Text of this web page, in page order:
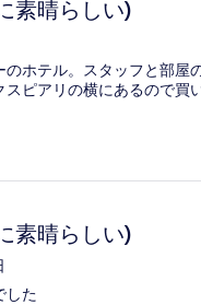
素晴らしい)
のホテル。スタッフと部屋
スピアリの横にあるので買
素晴らしい)
した